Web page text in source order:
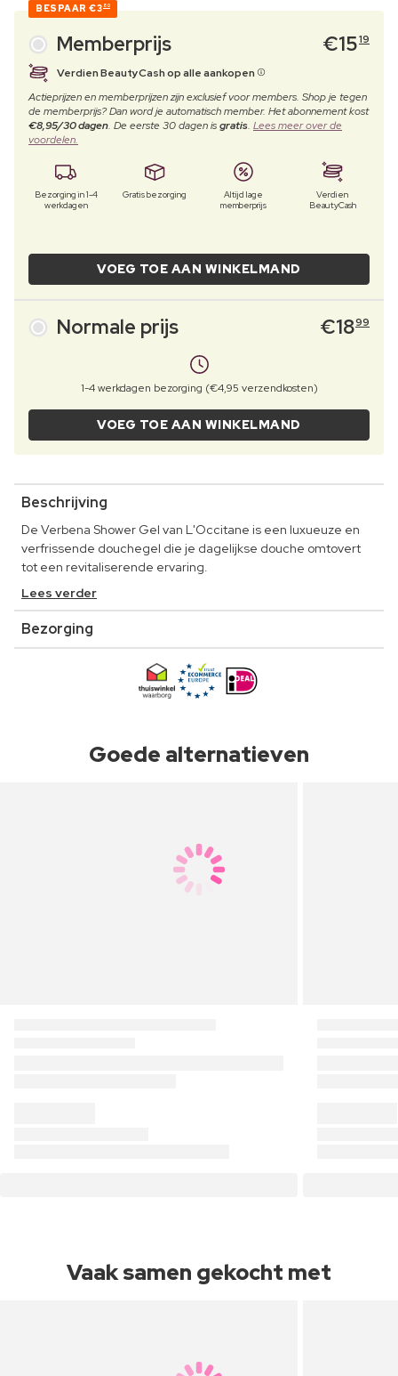
BESPAAR €3 80
Memberprijs €1519
Verdien BeautyCash op alle aankopen
Actieprijzen en memberprijzen zijn exclusief voor members. Shop je tegen
de memberprijs? Dan word je automatisch member. Het abonnement kost
€8,95/30 dagen. De eerste 30 dagen isgratis. Lees meer over de
voordelen.
Bezorging in 1-4
werkdagen
Gratis bezorging
Altijd lage
memberprijs
Verdien
BeautyCash
VOEG TOE AAN WINKELMAND
Normale prijs €1899
1-4 werkdagen bezorging (€4,95 verzendkosten)
VOEG TOE AAN WINKELMAND
Beschrijving
De Verbena Shower Gel van L'Occitane is een luxueuze en
verfrissende douchegel die je dagelijkse douche omtovert
tot een revitaliserende ervaring.
Lees verder
Bezorging
Goede alternatieven
Vaak samen gekocht met